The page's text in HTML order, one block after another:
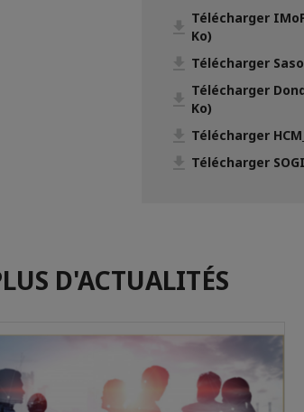
Télécharger
Ko)
Télécharger
Télécharger
Ko)
Télécharger
Télécharger
D'ACTUALITÉS